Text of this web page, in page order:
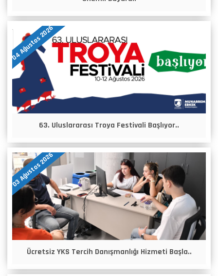
04 Ağustos 2026
63. Uluslararası Troya Festivali Başlıyor..
03 Ağustos 2026
Ücretsiz YKS Tercih Danışmanlığı Hizmeti Başla..